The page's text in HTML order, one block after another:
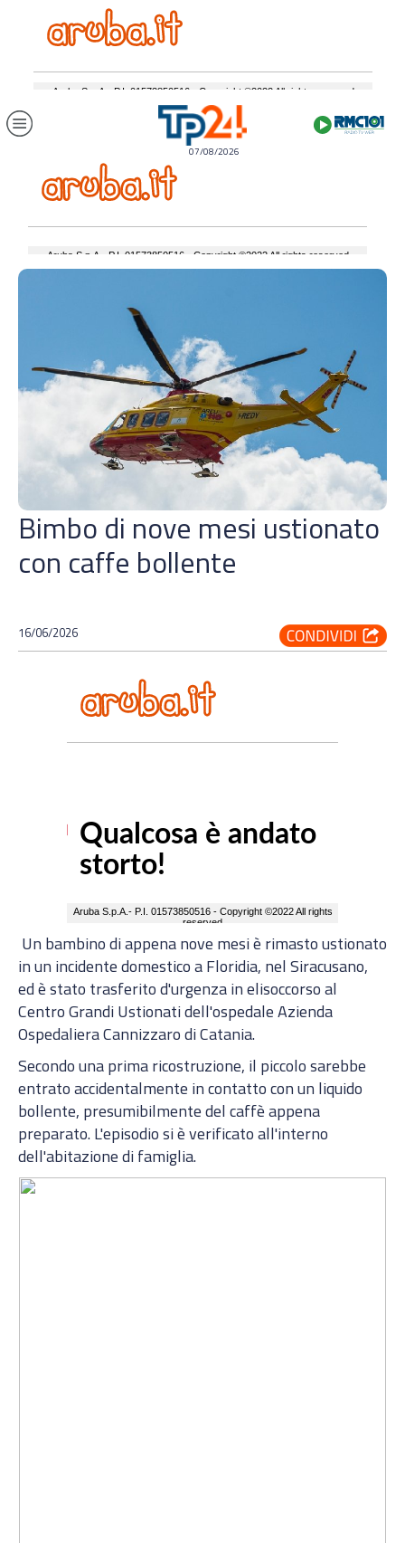
07/08/2026
Bimbo di nove mesi ustionato
con caffe bollente
16/06/2026
Un bambino di appena nove mesi è rimasto ustionato
in un incidente domestico a Floridia, nel Siracusano,
ed è stato trasferito d'urgenza in elisoccorso al
Centro Grandi Ustionati dell'ospedale Azienda
Ospedaliera Cannizzaro di Catania.
Secondo una prima ricostruzione, il piccolo sarebbe
entrato accidentalmente in contatto con un liquido
bollente, presumibilmente del caffè appena
preparato. L'episodio si è verificato all'interno
dell'abitazione di famiglia.